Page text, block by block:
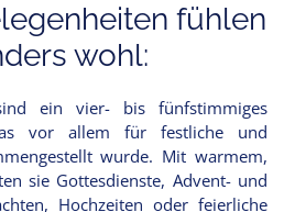
fühlen
wohl:
ein vier- bis fünfstimmiges
vor allem für festliche und
wurde. Mit warmem,
sie Gottesdienste, Advent- und
Hochzeiten oder feierliche